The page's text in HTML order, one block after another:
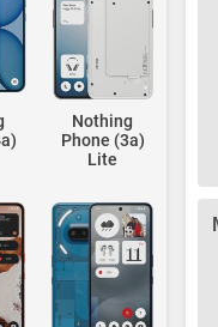
Nothing
Phone (3a)
Lite